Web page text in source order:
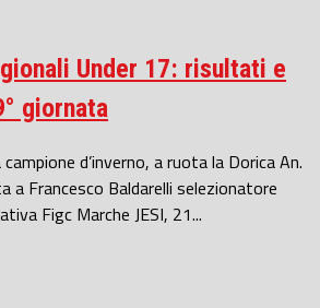
Under 17: risultati e
giornata
d’inverno, a ruota la Dorica An.
a Francesco Baldarelli selezionatore
Figc Marche JESI, 21...